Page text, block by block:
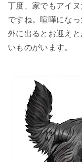
丁度、家でもアイ
ですね。喧嘩になっ
外に出るとお迎え
いものがいます。